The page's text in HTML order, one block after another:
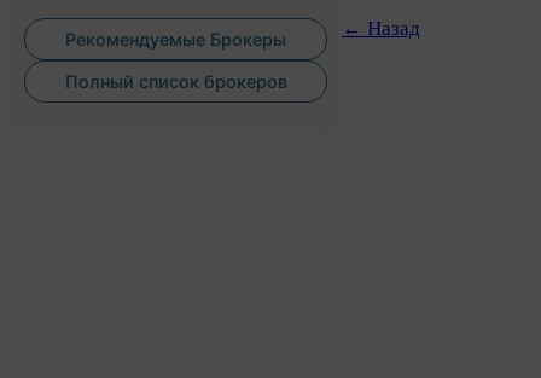
Рекомендуемые Брокеры
Полный список брокеров
← Назад